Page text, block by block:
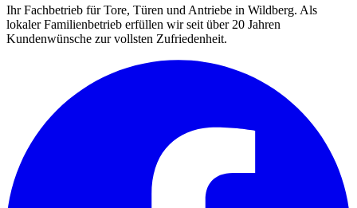
Ihr Fachbetrieb für Tore, Türen und Antriebe in Wildberg. Als
lokaler Familienbetrieb erfüllen wir seit über 20 Jahren
Kundenwünsche zur vollsten Zufriedenheit.